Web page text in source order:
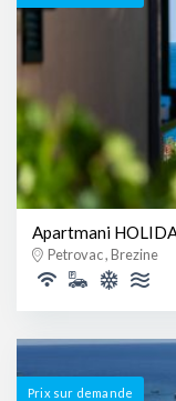
Apartmani
Petrovac , Brezine
Prix ​​sur demande